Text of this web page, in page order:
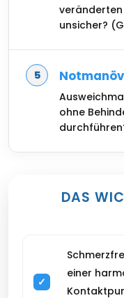
unsicher?
ohne
DAS
einer